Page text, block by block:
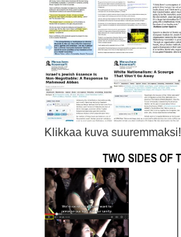
Klikkaa kuva suuremmaksi!